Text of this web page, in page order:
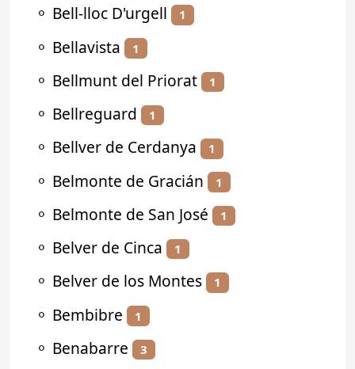
⚬ Bell-lloc D'urgell 1
⚬ Bellavista 1
⚬ Bellmunt del Priorat 1
⚬ Bellreguard 1
⚬ Bellver de Cerdanya 1
⚬ Belmonte de Gracián 1
⚬ Belmonte de San José 1
⚬ Belver de Cinca 1
⚬ Belver de los Montes 1
⚬ Bembibre 1
⚬ Benabarre 3